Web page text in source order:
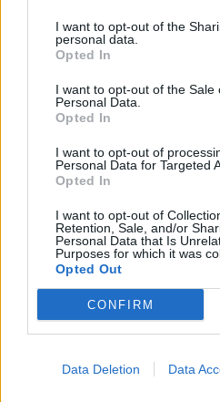
I want to opt-out of the
personal data.
Opted In
I want to opt-out of the Sale
Personal Data.
Opted In
I want to opt-out of
Personal Data for Targeted
Opted In
I want to opt-out of
Retention, Sale, and/or
Personal Data that Is
Purposes for which it was
Opted Out
CONFIRM
Data Deletion Data
11-06-2026
Οίκοι
Ή ρούφα